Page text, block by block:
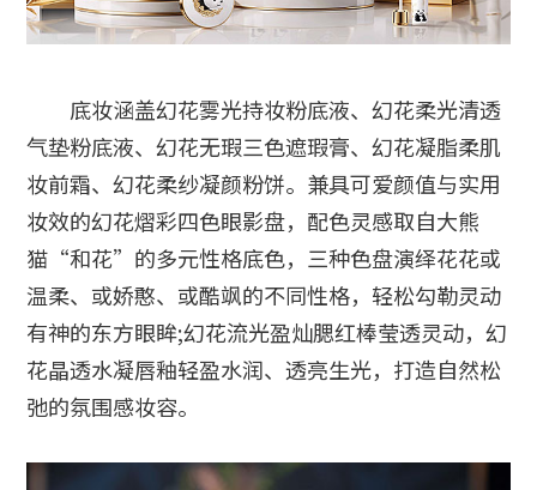
底妆涵盖幻花雾光持妆粉底液、幻花柔光清透
气垫粉底液、幻花无瑕三色遮瑕膏、幻花凝脂柔肌
妆前霜、幻花柔纱凝颜粉饼。兼具可爱颜值与实用
妆效的幻花熠彩四色眼影盘，配色灵感取自大熊
猫“和花”的多元性格底色，三种色盘演绎花花或
温柔、或娇憨、或酷飒的不同性格，轻松勾勒灵动
有神的东方眼眸;幻花流光盈灿腮红棒莹透灵动，幻
花晶透水凝唇釉轻盈水润、透亮生光，打造自然松
弛的氛围感妆容。